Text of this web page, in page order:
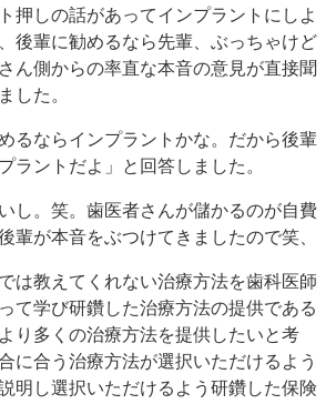
押しの話があってインプラントにしよ
後輩に勧めるなら先輩、ぶっちゃけど
ん側からの率直な本音の意見が直接聞
した。
るならインプラントかな。だから後輩
ラントだよ」と回答しました。
し。笑。歯医者さんが儲かるのが自費
輩が本音をぶつけてきましたので笑、
は教えてくれない治療方法を歯科医師
て学び研鑽した治療方法の提供である
り多くの治療方法を提供したいと考
に合う治療方法が選択いただけるよう
明し選択いただけるよう研鑽した保険